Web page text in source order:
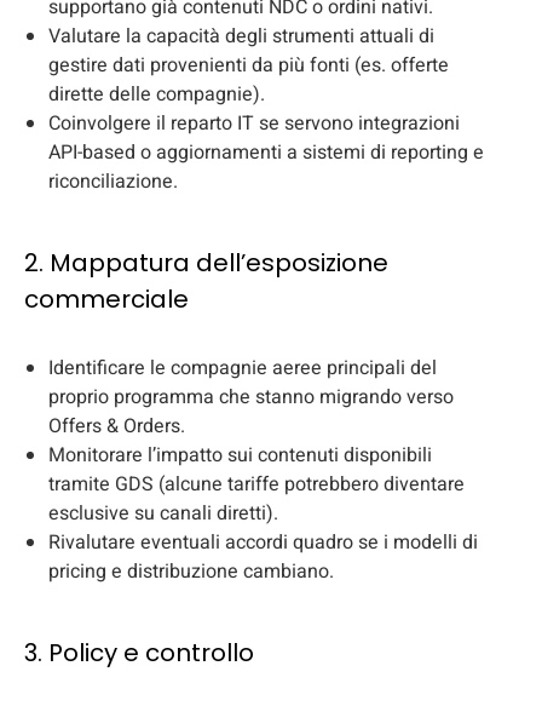
supportano già contenuti NDC o ordini nativi.
Valutare la capacità degli strumenti attuali di
gestire dati provenienti da più fonti (es. offerte
dirette delle compagnie).
Coinvolgere il reparto IT se servono integrazioni
API-based o aggiornamenti a sistemi di reporting e
riconciliazione.
2. Mappatura dell’esposizione
commerciale
Identificare le compagnie aeree principali del
proprio programma che stanno migrando verso
Offers & Orders.
Monitorare l’impatto sui contenuti disponibili
tramite GDS (alcune tariffe potrebbero diventare
esclusive su canali diretti).
Rivalutare eventuali accordi quadro se i modelli di
pricing e distribuzione cambiano.
3. Policy e controllo